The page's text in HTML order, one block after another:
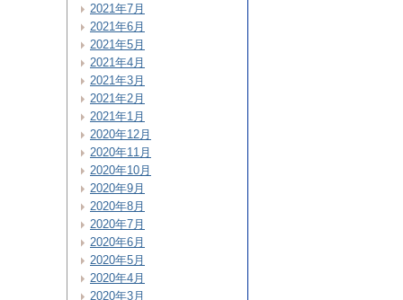
2021年7月
2021年6月
2021年5月
2021年4月
2021年3月
2021年2月
2021年1月
2020年12月
2020年11月
2020年10月
2020年9月
2020年8月
2020年7月
2020年6月
2020年5月
2020年4月
2020年3月